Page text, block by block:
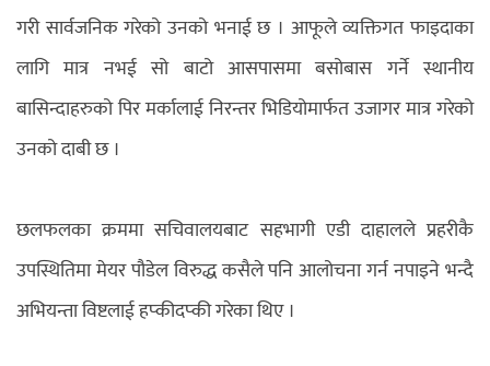
गरी सार्वजनिक गरेको उनको भनाई छ । आफूले व्यक्तिगत फाइदाका
लागि मात्र नभई सो बाटो आसपासमा बसोबास गर्ने स्थानीय
बासिन्दाहरुको पिर मर्कालाई निरन्तर भिडियोमार्फत उजागर मात्र गरेको
उनको दाबी छ ।
छलफलका क्रममा सचिवालयबाट सहभागी एडी दाहालले प्रहरीकै
उपस्थितिमा मेयर पौडेल विरुद्ध कसैले पनि आलोचना गर्न नपाइने भन्दै
अभियन्ता विष्टलाई हप्कीदप्की गरेका थिए ।